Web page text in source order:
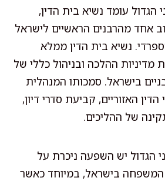
הגדול עומד נשיא בית הדין,
אחד מהרבנים הראשיים לישראל
נשיא בית הדין ממלא
מדיניות ההלכה ובניהול כללי של
בישראל. סמכותו המנהלית
האזוריים, קביעת סדרי דיון,
של ההליכים.
הגדול יש השפעה ניכרת על
בישראל, במיוחד כאשר